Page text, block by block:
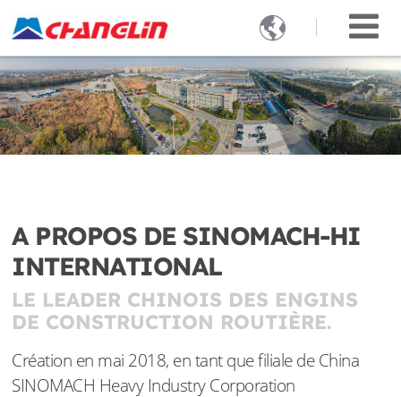

A PROPOS DE SINOMACH-HI
INTERNATIONAL
LE LEADER CHINOIS DES ENGINS
DE CONSTRUCTION ROUTIÈRE.
Création en mai 2018, en tant que filiale de China
SINOMACH Heavy Industry Corporation